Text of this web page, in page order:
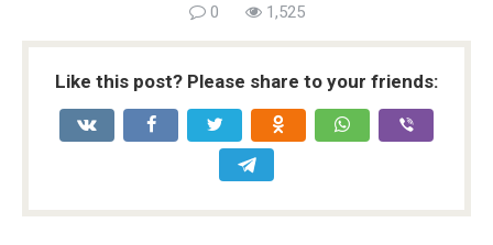
0 1,525
Like this post? Please share to your friends: